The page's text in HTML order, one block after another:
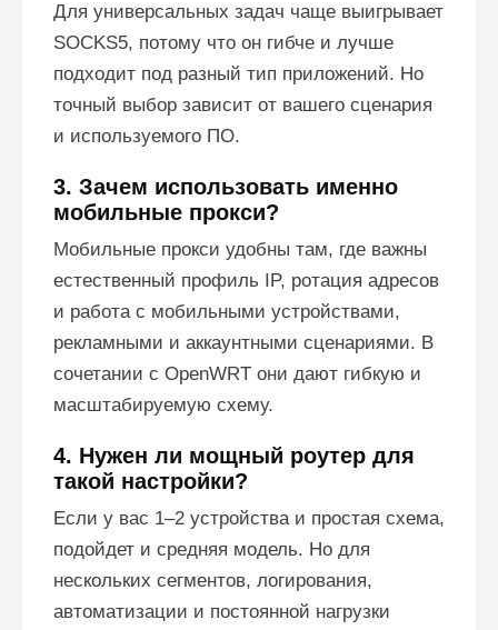
Для универсальных задач чаще выигрывает
SOCKS5, потому что он гибче и лучше
подходит под разный тип приложений. Но
точный выбор зависит от вашего сценария
и используемого ПО.
3. Зачем использовать именно
мобильные прокси?
Мобильные прокси удобны там, где важны
естественный профиль IP, ротация адресов
и работа с мобильными устройствами,
рекламными и аккаунтными сценариями. В
сочетании с OpenWRT они дают гибкую и
масштабируемую схему.
4. Нужен ли мощный роутер для
такой настройки?
Если у вас 1–2 устройства и простая схема,
подойдет и средняя модель. Но для
нескольких сегментов, логирования,
автоматизации и постоянной нагрузки